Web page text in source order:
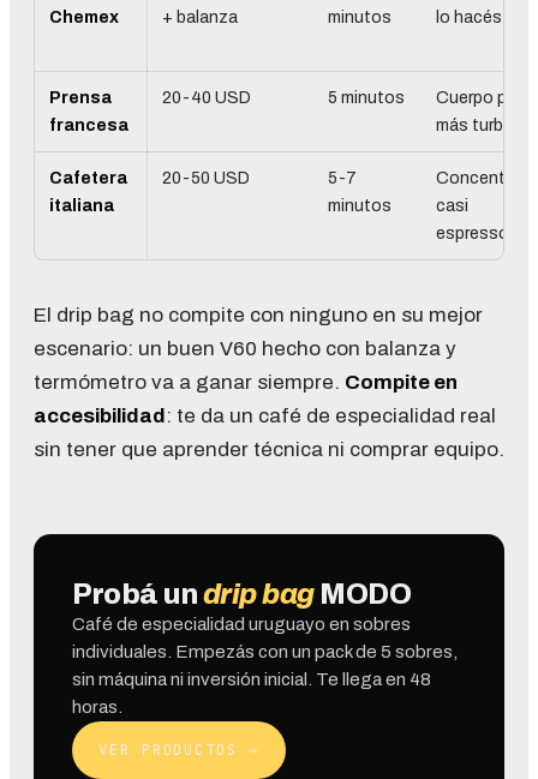
Chemex
+ balanza
minutos
lo hacés bien
Prensa
francesa
20-40 USD 5 minutos
Cuerpo
más turbio
Cafetera
italiana
20-50 USD
5-7
minutos
casi
espresso
El drip bag no compite con ninguno en su mejor
escenario: un buen V60 hecho con balanza y
termómetro va a ganar siempre. Compite en
accesibilidad: te da un café de especialidad real
sin tener que aprender técnica ni comprar equipo.
Probá undrip bagMODO
Café de especialidad uruguayo en sobres
individuales. Empezás con un pack de 5 sobres,
sin máquina ni inversión inicial. Te llega en 48
horas.
VER PRODUCTOS →